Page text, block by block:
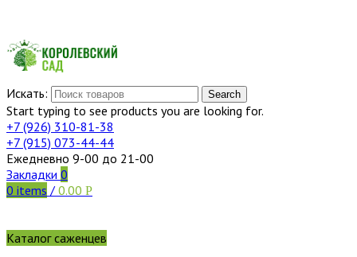
Искать: Search
Start typing to see products you are looking for.
+7 (926) 310-81-38
+7 (915) 073-44-44
Ежедневно 9-00 до 21-00
Закладки 0
0 items / 0.00 Р
Каталог саженцев